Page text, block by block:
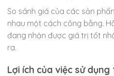
So sánh giá của các sản
nhau một cách công bằng.
đang nhận được giá trị tốt
ra.
Lợi ích của việc sử